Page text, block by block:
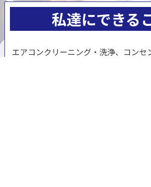
私達にできる
エアコンクリーニング・洗浄、コンセ